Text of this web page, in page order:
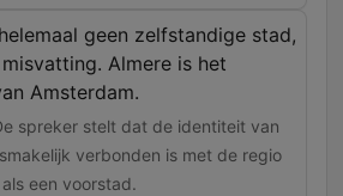
geen zelfstandige stad,
Almere is het
Amsterdam.
spreker stelt dat de identiteit van
verbonden is met de regio
een voorstad.